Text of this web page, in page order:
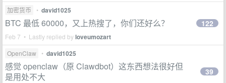
加密货币 • david1025
BTC 最低 60000，又上热搜了，你们还好么？
Feb 7 • Lastly replied byloveumozart
122
OpenClaw • david1025
感觉 openclaw（原 Clawdbot）这东西想法很好但
是用处不大
39